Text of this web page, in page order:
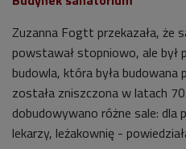
Zuzanna Fogtt przekazała, że
powstawał stopniowo, ale był
budowla, która była budowana
została zniszczona w latach
dobudowywano różne sale:
lekarzy, leżakownię -